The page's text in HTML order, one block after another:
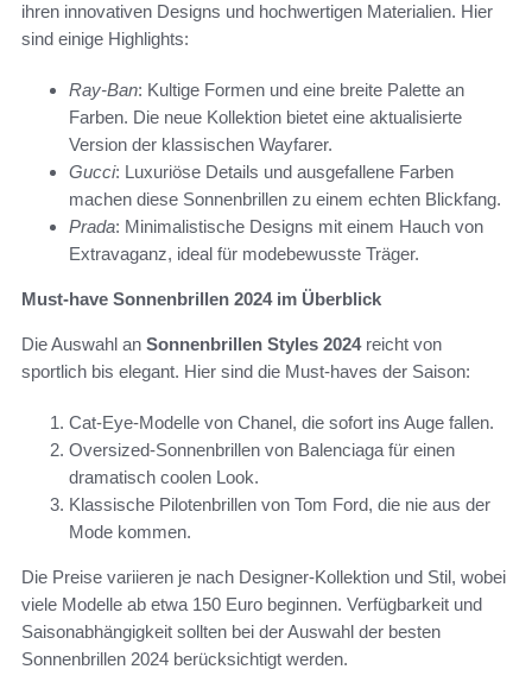
ihren innovativen Designs und hochwertigen Materialien. Hier
sind einige Highlights:
Ray-Ban: Kultige Formen und eine breite Palette an
Farben. Die neue Kollektion bietet eine aktualisierte
Version der klassischen Wayfarer.
Gucci: Luxuriöse Details und ausgefallene Farben
machen diese Sonnenbrillen zu einem echten Blickfang.
Prada: Minimalistische Designs mit einem Hauch von
Extravaganz, ideal für modebewusste Träger.
Must-have Sonnenbrillen 2024 im Überblick
Die Auswahl an Sonnenbrillen Styles 2024reicht von
sportlich bis elegant. Hier sind die Must-haves der Saison:
Cat-Eye-Modelle von Chanel, die sofort ins Auge fallen.
Oversized-Sonnenbrillen von Balenciaga für einen
dramatisch coolen Look.
Klassische Pilotenbrillen von Tom Ford, die nie aus der
Mode kommen.
Die Preise variieren je nach Designer-Kollektion und Stil, wobei
viele Modelle ab etwa 150 Euro beginnen. Verfügbarkeit und
Saisonabhängigkeit sollten bei der Auswahl der besten
Sonnenbrillen 2024 berücksichtigt werden.